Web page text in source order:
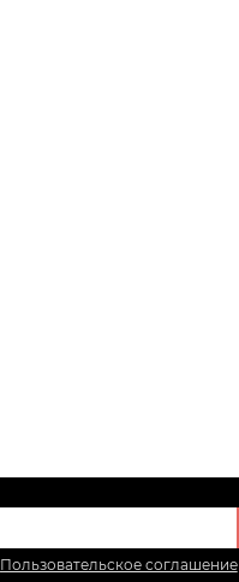
Пользовательское соглашение